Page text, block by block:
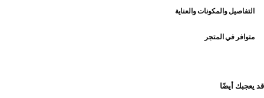
التفاصيل والمكونات والعناية
متوافر في المتجر
قد يعجبك أيضًا